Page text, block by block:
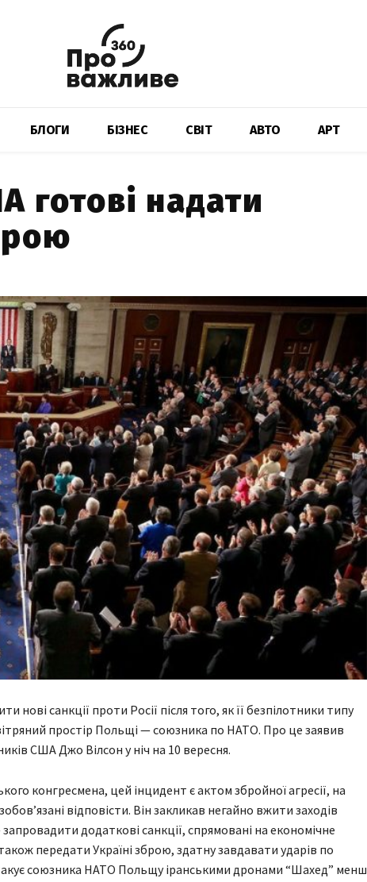
БЛОГИ БІЗНЕС СВІТ АВТО АРТ
надати
нові санкції проти Росії після того, як її безпілотники типу
простір Польщі — союзника по НАТО. Про це заявив
США Джо Вілсон у ніч на 10 вересня.
конгресмена, цей інцидент є актом збройної агресії, на
відповісти. Він закликав негайно вжити заходів
додаткові санкції, спрямовані на економічне
також передати Україні зброю, здатну завдавати ударів по
союзника НАТО Польщу іранськими дронами “Шахед” менш